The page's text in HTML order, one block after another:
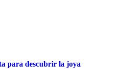
para descubrir la joya